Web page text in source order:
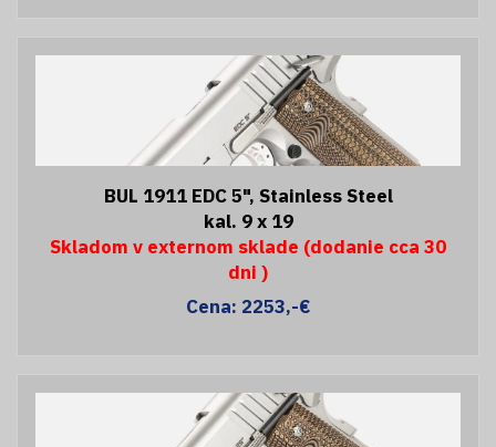
BUL 1911 EDC 5", Stainless Steel
kal. 9 x 19
Skladom v externom sklade (dodanie cca 30
dni )
Cena: 2253,-€